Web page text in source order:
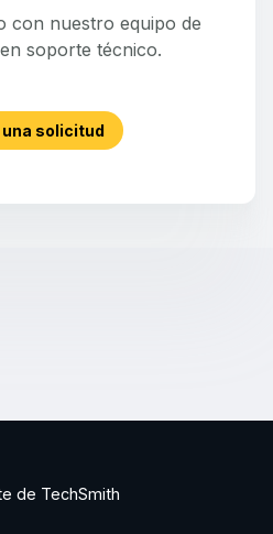
con nuestro equipo de
soporte técnico.
una solicitud
de TechSmith